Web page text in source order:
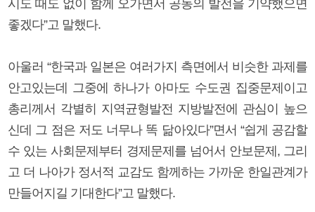
시도 때도 없이 함께 오가면서 공동의 발전을 기약했으면
좋겠다”고 말했다.
아울러 “한국과 일본은 여러가지 측면에서 비슷한 과제를
안고있는데 그중에 하나가 아마도 수도권 집중문제이고
총리께서 각별히 지역균형발전 지방발전에 관심이 높으
신데 그 점은 저도 너무나 똑 닮아있다”면서 “쉽게 공감할
수 있는 사회문제부터 경제문제를 넘어서 안보문제, 그리
고 더 나아가 정서적 교감도 함께하는 가까운 한일관계가
만들어지길 기대한다”고 말했다.